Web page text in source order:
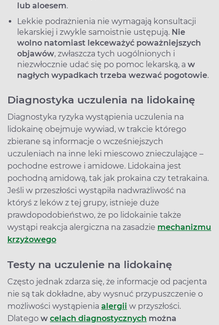
lub aloesem.
Lekkie podrażnienia nie wymagają konsultacji
lekarskiej i zwykle samoistnie ustępują. Nie
wolno natomiast lekceważyć poważniejszych
objawów, zwłaszcza tych uogólnionych i
niezwłocznie udać się po pomoc lekarską, a w
nagłych wypadkach trzeba wezwać pogotowie.
Diagnostyka uczulenia na lidokainę
Diagnostyka ryzyka wystąpienia uczulenia na
lidokainę obejmuje wywiad, w trakcie którego
zbierane są informacje o wcześniejszych
uczuleniach na inne leki miescowo znieczulające –
pochodne estrowe i amidowe. Lidokaina jest
pochodną amidową, tak jak prokaina czy tetrakaina.
Jeśli w przeszłości wystąpiła nadwrażliwość na
któryś z leków z tej grupy, istnieje duże
prawdopodobieństwo, że po lidokainie także
wystąpi reakcja alergiczna na zasadzie mechanizmu
krzyżowego
Testy na uczulenie na lidokainę
Często jednak zdarza się, że informacje od pacjenta
nie są tak dokładne, aby wysnuć przypuszczenie o
możliwości wystąpienia alergii w przyszłości.
Dlatego w celach diagnostycznych można